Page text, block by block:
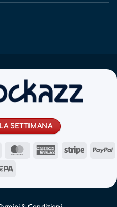
SETTIMANA
MasterCardAmericanStripe